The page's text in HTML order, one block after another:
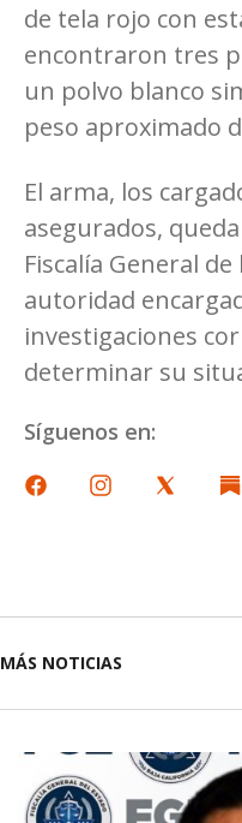
de tela rojo con
encontraron tres
un polvo blanco
peso aproximado
El arma, los
asegurados,
Fiscalía General de
autoridad
investigaciones
determinar su
Síguenos en:
MÁS NOTICIAS